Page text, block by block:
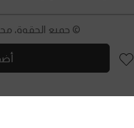
© جميع الحقوق